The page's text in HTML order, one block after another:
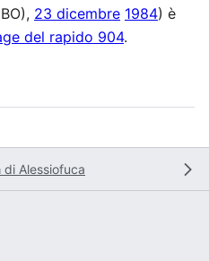
23 dicembre 1984) è
del rapido 904.
di Alessiofuca